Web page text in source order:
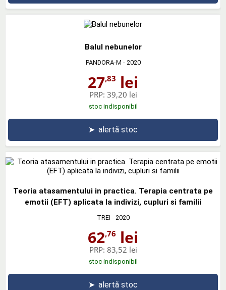
Balul nebunelor
PANDORA-M - 2020
27,83 lei
PRP: 39,20 lei
stoc indisponibil
➤ alertă stoc
Teoria atasamentului in practica. Terapia centrata pe
emotii (EFT) aplicata la indivizi, cupluri si familii
TREI - 2020
62,76 lei
PRP: 83,52 lei
stoc indisponibil
➤ alertă stoc